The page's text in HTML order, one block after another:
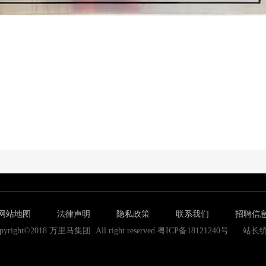
站地图 法律声明 隐私政策 联系我们
招聘信
万里马集团 .All right reserved 粤ICP备18121240号
站长